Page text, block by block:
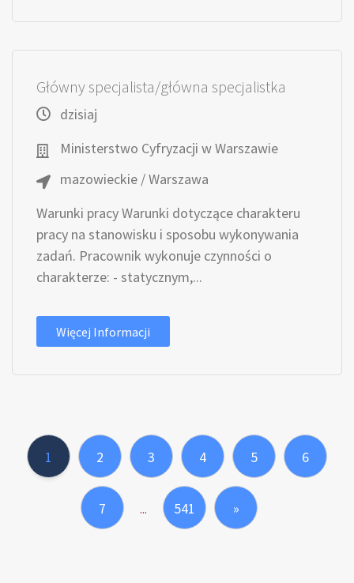
Główny specjalista/główna specjalistka
dzisiaj
Ministerstwo Cyfryzacji w Warszawie
mazowieckie / Warszawa
Warunki pracy Warunki dotyczące charakteru
pracy na stanowisku i sposobu wykonywania
zadań. Pracownik wykonuje czynności o
charakterze: - statycznym,...
Więcej Informacji
1 2 3 4 5 6
7 ... 541 »